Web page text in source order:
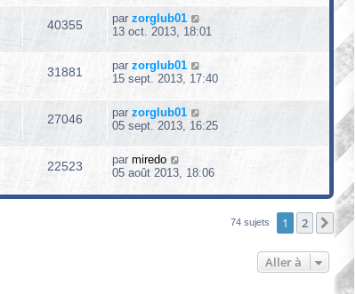
40355 par zorglub01
13 oct. 2013, 18:01
31881 par zorglub01
15 sept. 2013, 17:40
27046 par zorglub01
05 sept. 2013, 16:25
22523 par miredo
05 août 2013, 18:06
74 sujets 1 2
Aller à